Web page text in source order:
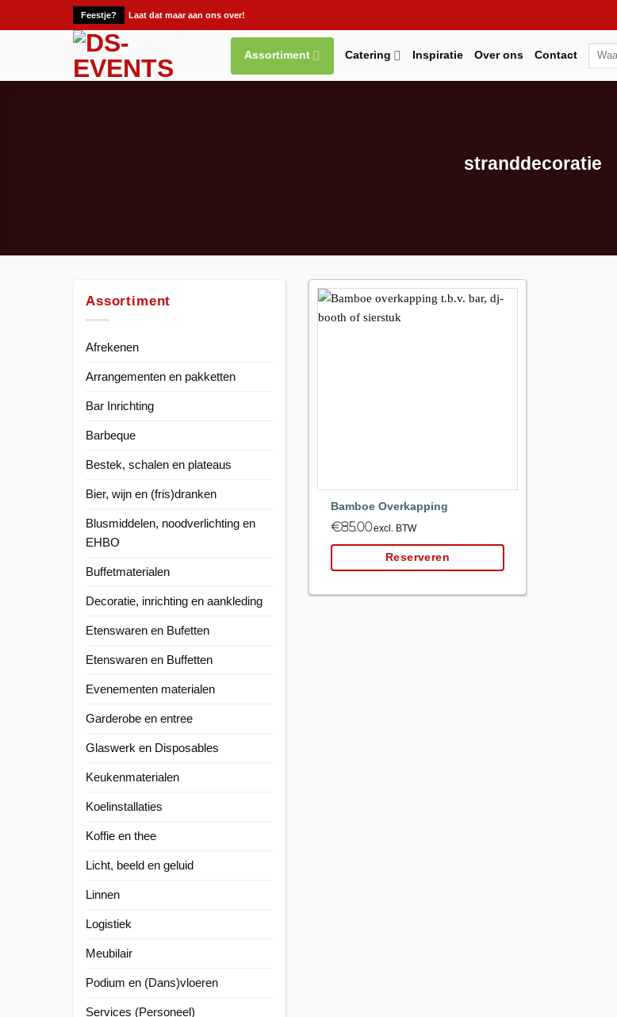
naar
Feestje? Laat dat maar aan ons over!
Assortiment Catering Inspiratie Over ons Contact
Zoeken
stranddecoratie
Assortiment
Afrekenen
Arrangementen en pakketten
Bar Inrichting
Barbeque
Bestek, schalen en plateaus
Bier, wijn en (fris)dranken
Blusmiddelen, noodverlichting en
EHBO
Buffetmaterialen
Decoratie, inrichting en aankleding
Etenswaren en Bufetten
Etenswaren en Buffetten
Evenementen materialen
Garderobe en entree
Glaswerk en Disposables
Keukenmaterialen
Koelinstallaties
Koffie en thee
Licht, beeld en geluid
Linnen
Logistiek
Meubilair
Podium en (Dans)vloeren
Services (Personeel)
Bamboe Overkapping
€85.00excl. BTW
Reserveren